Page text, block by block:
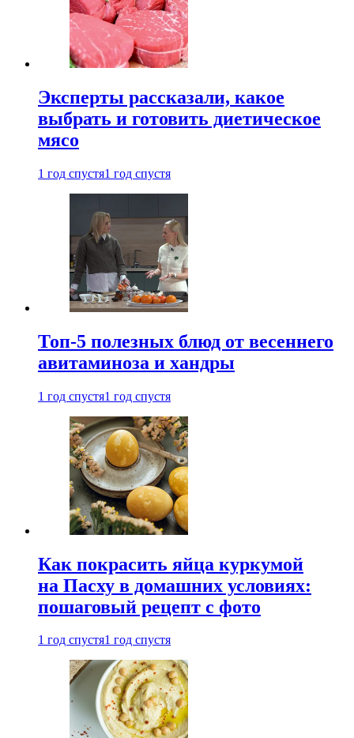
Эксперты рассказали, какое
выбрать и готовить диетическое
мясо
1 год спустя1 год спустя
Топ-5 полезных блюд от весеннего
авитаминоза и хандры
1 год спустя1 год спустя
Как покрасить яйца куркумой
на Пасху в домашних условиях:
пошаговый рецепт с фото
1 год спустя1 год спустя